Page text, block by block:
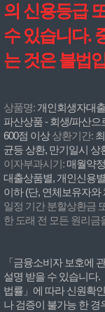
의 신용등급
수 있습니다.
는 것은 불법
상품명: 개인회생자대
파산상품 - 회생/파산으
600점 이상상환기간:
균등 상환, 만기일시 상
이자부과시기: 매월약
대출상품별, 개인신용
이하 (단, 연체보유자
일정 기간 분할상환금
한 도래 전 모든 원리금
「금융소비자 보호에
설명 받을 수 있습니다
법률」에 따라 신원확
나 검증이 불가능 한 경